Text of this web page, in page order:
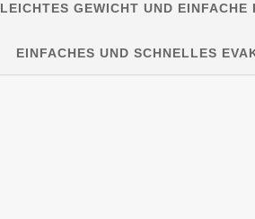
LEICHTES GEWICHT UND EINFACHE
EINFACHES UND SCHNELLES